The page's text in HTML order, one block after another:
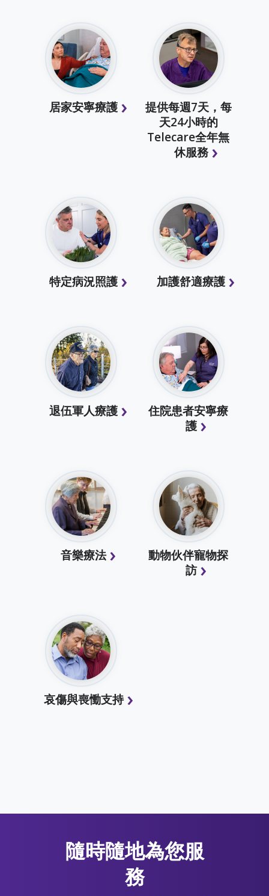
居家安寧療護
提供每週7天，每
天24小時的
Telecare全年無
休服務
特定病況照護 加護舒適療護
退伍軍人療護
住院患者安寧療
護
音樂療法
動物伙伴寵物探
訪
哀傷與喪慟支持
隨時隨地為您服
務